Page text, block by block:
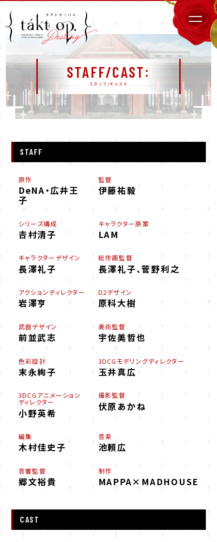
STAFF/CAST
スタッフ/キャスト
STAFF
原作
DeNA・広井王
子
監督
伊藤祐毅
シリーズ構成
𠮷村清子
キャラクター原案
LAM
キャラクターデザイン
長澤礼子
総作画監督
長澤礼子、菅野利之
アクションディレクター
岩澤亨
D2デザイン
原科大樹
武器デザイン
前並武志
美術監督
宇佐美哲也
色彩設計
末永絢子
3DCGモデリングディレクター
玉井真広
3DCGアニメーション
ディレクター
小野英希
撮影監督
伏原あかね
編集
木村佳史子
音楽
池頼広
音響監督
郷文裕貴
制作
MAPPA×MADHOUSE
CAST